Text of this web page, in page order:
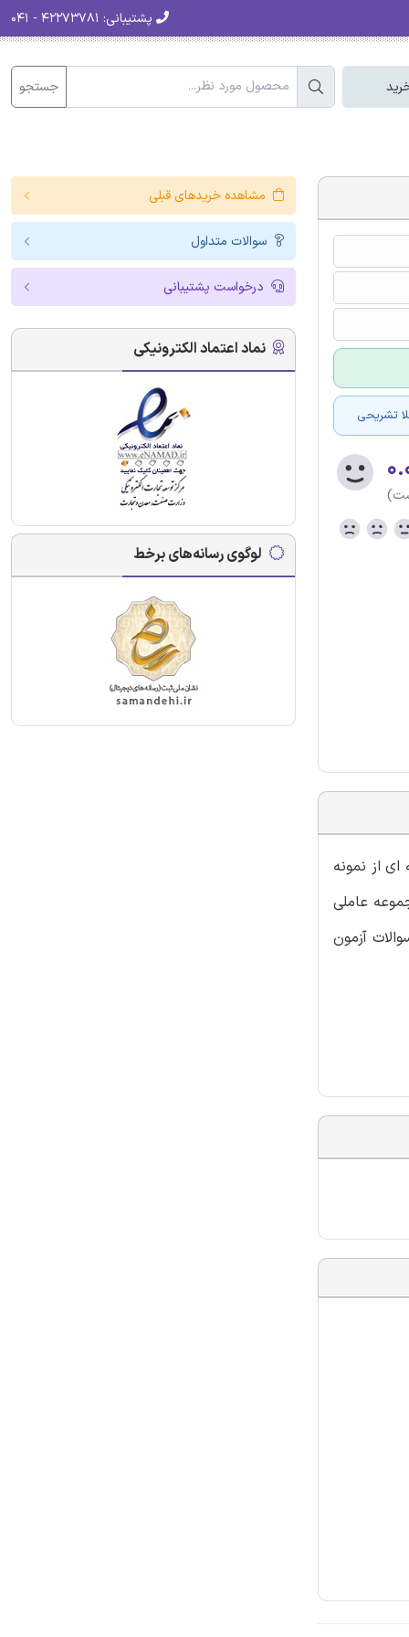
پشتیبانی:
جستجو
تشریحی
از نمونه
عاملی
آزمون
مشاهده خریدهای قبلی
سوالات متداول
درخواست پشتیبانی
نماد اعتماد الکترونیکی
لوگوی رسانه‌های برخط